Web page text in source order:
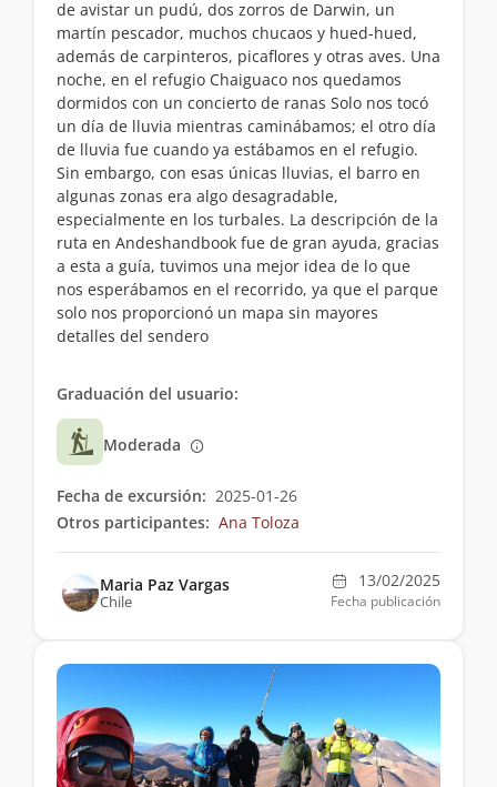
de avistar un pudú, dos zorros de Darwin, un
martín pescador, muchos chucaos y hued-hued,
además de carpinteros, picaflores y otras aves. Una
noche, en el refugio Chaiguaco nos quedamos
dormidos con un concierto de ranas Solo nos tocó
un día de lluvia mientras caminábamos; el otro día
de lluvia fue cuando ya estábamos en el refugio.
Sin embargo, con esas únicas lluvias, el barro en
algunas zonas era algo desagradable,
especialmente en los turbales. La descripción de la
ruta en Andeshandbook fue de gran ayuda, gracias
a esta a guía, tuvimos una mejor idea de lo que
nos esperábamos en el recorrido, ya que el parque
solo nos proporcionó un mapa sin mayores
detalles del sendero
Graduación del usuario:
Moderada
Fecha de excursión: 2025-01-26
Otros participantes: Ana Toloza
Maria Paz Vargas
Chile
13/02/2025
Fecha publicación